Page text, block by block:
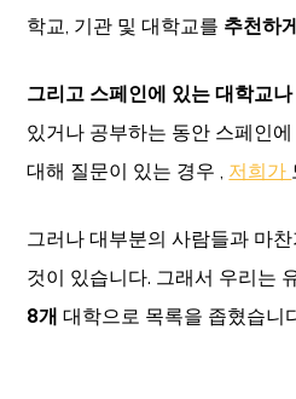
학교, 기관 및 대학교를 추천하
그리고 스페인에 있는 대학교
있거나 공부하는 동안 스페인
대해 질문이 있는 경우 , 저희가
그러나 대부분의 사람들과 마
것이 있습니다. 그래서 우리는
8개 대학으로 목록을 좁혔습니